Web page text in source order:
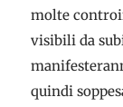
molte
visibili da
quindi